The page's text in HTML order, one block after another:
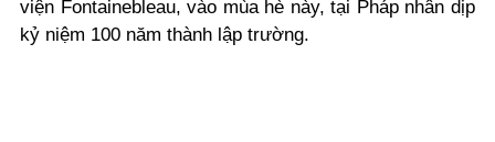
viện Fontainebleau, vào mùa hè này, tại Pháp nhân dịp
kỷ niệm 100 năm thành lập trường.